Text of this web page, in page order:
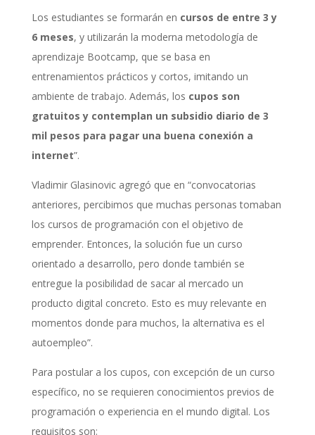
Los estudiantes se formarán en cursos de entre 3 y
6 meses, y utilizarán la moderna metodología de
aprendizaje Bootcamp, que se basa en
entrenamientos prácticos y cortos, imitando un
ambiente de trabajo. Además, los cupos son
gratuitos y contemplan un subsidio diario de 3
mil pesos para pagar una buena conexión a
internet”.
Vladimir Glasinovic agregó que en “convocatorias
anteriores, percibimos que muchas personas tomaban
los cursos de programación con el objetivo de
emprender. Entonces, la solución fue un curso
orientado a desarrollo, pero donde también se
entregue la posibilidad de sacar al mercado un
producto digital concreto. Esto es muy relevante en
momentos donde para muchos, la alternativa es el
autoempleo”.
Para postular a los cupos, con excepción de un curso
específico, no se requieren conocimientos previos de
programación o experiencia en el mundo digital. Los
requisitos son: